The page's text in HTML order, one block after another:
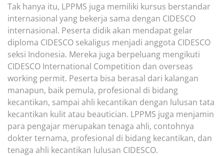
Tak hanya itu, LPPMS juga memiliki kursus berstandar
internasional yang bekerja sama dengan CIDESCO
internasional. Peserta didik akan mendapat gelar
diploma CIDESCO sekaligus menjadi anggota CIDESCO
seksi Indonesia. Mereka juga berpeluang mengikuti
CIDESCO International Competition dan overseas
working permit. Peserta bisa berasal dari kalangan
manapun, baik pemula, profesional di bidang
kecantikan, sampai ahli kecantikan dengan lulusan tata
kecantikan kulit atau beautician. LPPMS juga menjamin
para pengajar merupakan tenaga ahli, contohnya
dokter ternama, profesional di bidang kecantikan, dan
tenaga ahli kecantikan lulusan CIDESCO.